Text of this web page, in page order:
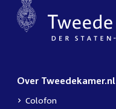
Over Tweedekamer.nl
Colofon